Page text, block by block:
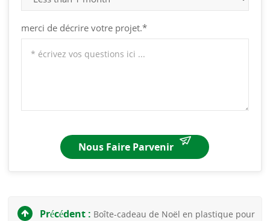
merci de décrire votre projet.*
Nous Faire Parvenir
Précédent : Boîte-cadeau de Noël en plastique pour